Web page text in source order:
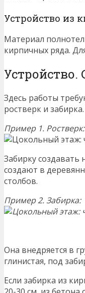
Устройство из
Материал
кирпичных ряда.
Здесь работы
ростверк и
Пример 1. Ростверк:
Забирку
создают в
столбов.
Пример 2. Забирка:
Она внедряется в
глинистая, под
Если забирка из